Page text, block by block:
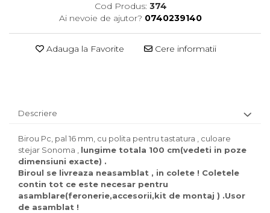
Cod Produs: 374
Ai nevoie de ajutor? 0740239140
Adauga la Favorite Cere informatii
Descriere
Birou Pc, pal 16 mm, cu polita pentru tastatura , culoare
stejar Sonoma , lungime totala 100 cm(vedeti in poze
dimensiuni exacte) .
Biroul se livreaza neasamblat , in colete ! Coletele
contin tot ce este necesar pentru
asamblare(feronerie,accesorii,kit de montaj ) .Usor
de asamblat !